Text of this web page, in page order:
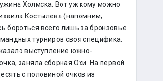
Холмска. Вот уж кому можно
Костылева (напомним,
бороться всего лишь за бронзовые
турниров своя специфика.
выступление южно-
заняла сборная Охи. На первой
с половиной очков из